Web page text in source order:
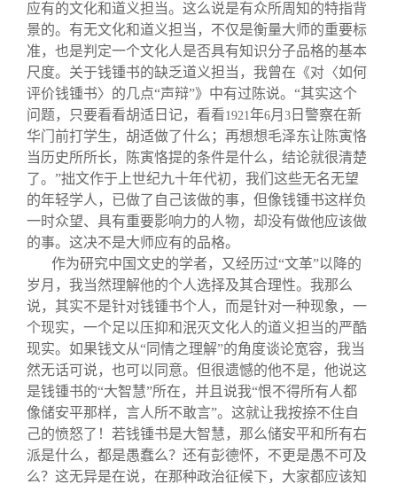
应有的文化和道义担当。这么说是有众所周知的特指背
景的。有无文化和道义担当，不仅是衡量大师的重要标
准，也是判定一个文化人是否具有知识分子品格的基本
尺度。关于钱锺书的缺乏道义担当，我曾在《对〈如何
评价钱锺书〉的几点“声辩”》中有过陈说。“其实这个
问题，只要看看胡适日记，看看1921年6月 3 日警察在新
华门前打学生，胡适做了什么；再想想毛泽东让陈寅恪
当历史所所长，陈寅恪提的条件是什么，结论就很清楚
了。”拙文作于上世纪九十年代初，我们这些无名无望
的年轻学人，已做了自己该做的事，但像钱锺书这样负
一时众望、具有重要影响力的人物，却没有做他应该做
的事。这决不是大师应有的品格。
作为研究中国文史的学者，又经历过“文革”以降的
岁月，我当然理解他的个人选择及其合理性。我那么
说，其实不是针对钱锺书个人，而是针对一种现象，一
个现实，一个足以压抑和泯灭文化人的道义担当的严酷
现实。如果钱文从“同情之理解”的角度谈论宽容，我当
然无话可说，也可以同意。但很遗憾的他不是，他说这
是钱锺书的“大智慧”所在，并且说我“恨不得所有人都
像储安平那样，言人所不敢言”。这就让我按捺不住自
己的愤怒了！若钱锺书是大智慧，那么储安平和所有右
派是什么，都是愚蠢么？还有彭德怀，不更是愚不可及
么？这无异是在说，在那种政治征候下，大家都应该知